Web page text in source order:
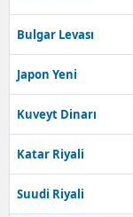
Bulgar Levası
Japon Yeni
Kuveyt Dinarı
Katar Riyali
Suudi Riyali